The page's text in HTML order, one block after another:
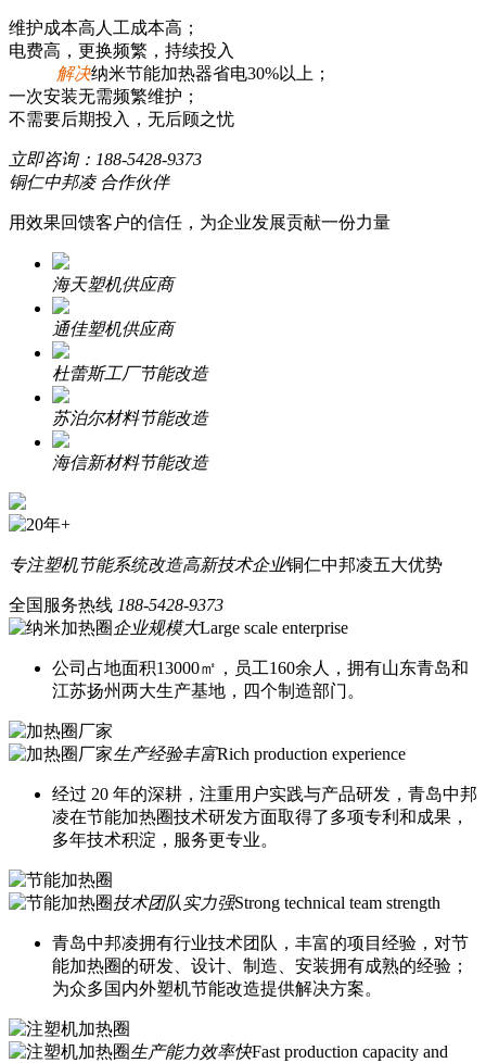
维护成本高人工成本高；
电费高，更换频繁，持续投入
解决纳米节能加热器省电30%以上；
一次安装无需频繁维护；
不需要后期投入，无后顾之忧
立即咨询： 188-5428-9373
铜仁中邦凌 合作伙伴
用效果回馈客户的信任，为企业发展贡献一份力量
海天塑机供应商
通佳塑机供应商
杜蕾斯工厂节能改造
苏泊尔材料节能改造
海信新材料节能改造
专注塑机节能系统改造高新技术企业铜仁中邦凌五大优势
全国服务热线 188-5428-9373
企业规模大Large scale enterprise
公司占地面积13000㎡，员工160余人，拥有山东青岛和
江苏扬州两大生产基地，四个制造部门。
生产经验丰富Rich production experience
经过 20 年的深耕，注重用户实践与产品研发，青岛中邦
凌在节能加热圈技术研发方面取得了多项专利和成果，
多年技术积淀，服务更专业。
技术团队实力强Strong technical team strength
青岛中邦凌拥有行业技术团队，丰富的项目经验，对节
能加热圈的研发、设计、制造、安装拥有成熟的经验；
为众多国内外塑机节能改造提供解决方案。
生产能力效率快Fast production capacity and